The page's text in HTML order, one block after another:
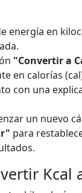
energía en
"Convertir a
en calorías
con una
un nuevo
para
Kcal